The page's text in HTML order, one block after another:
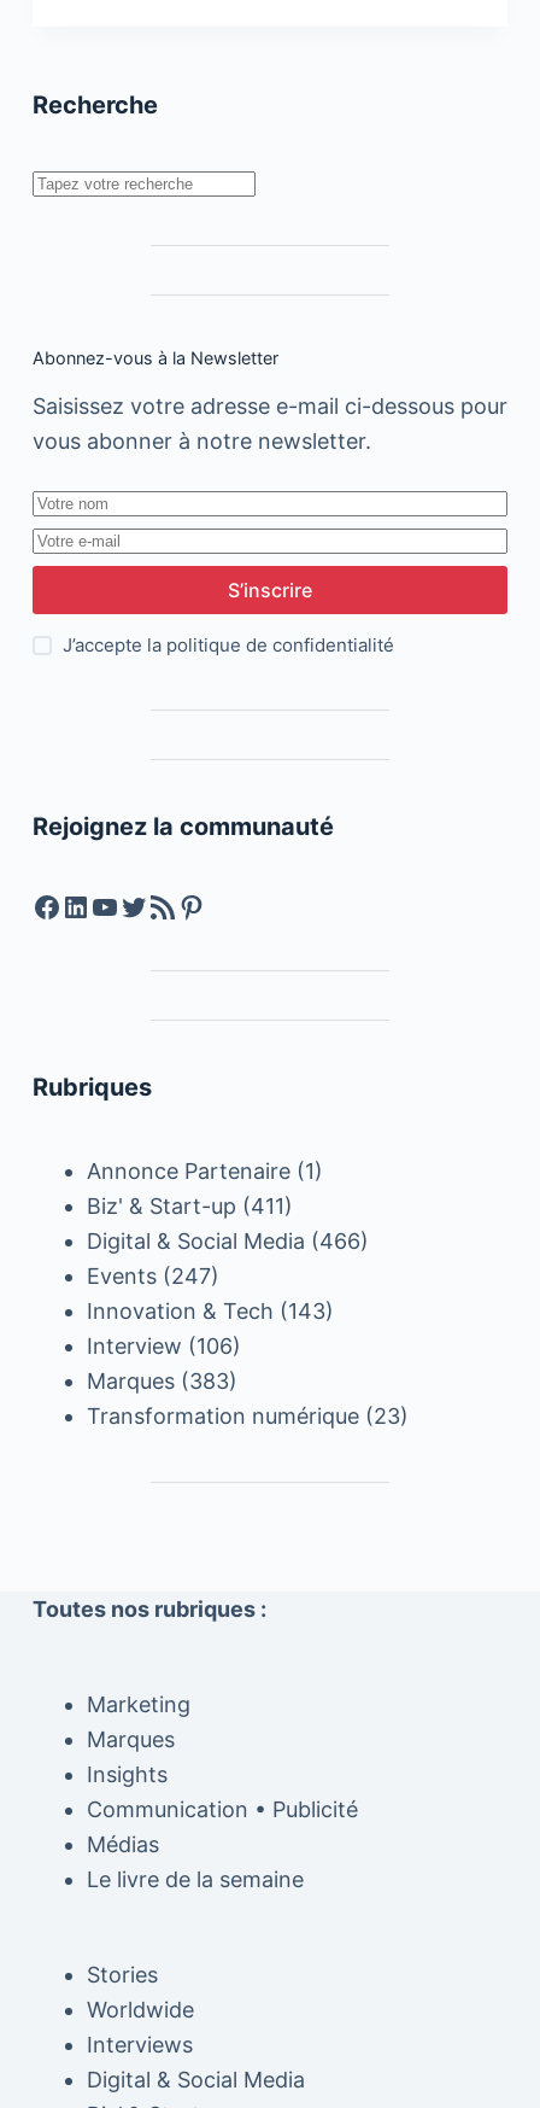
réseaux
Recherche
Rechercher
Abonnez-vous à la Newsletter
Saisissez votre adresse e-mail ci-dessous pour
vous abonner à notre newsletter.
S’inscrire
J’accepte la politique de confidentialité
Rejoignez la communauté
Facebook
LinkedIn
YouTube
Twitter
Feed RSSPinterest
Rubriques
Annonce Partenaire(1)
Biz' & Start-up (411)
Digital & Social Media (466)
Events(247)
Innovation & Tech (143)
Interview (106)
Marques(383)
Transformation numérique(23)
Toutes nos rubriques :
Marketing
Marques
Insights
Communication • Publicité
Médias
Le livre de la semaine
Stories
Worldwide
Interviews
Digital & Social Media